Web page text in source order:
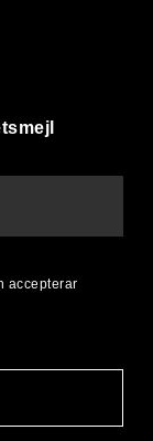
accepterar